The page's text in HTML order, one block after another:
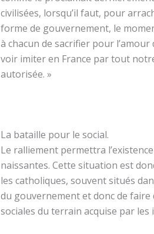
civilisées, lorsqu’il faut, pour
forme de gouvernement, le
à chacun de sacrifier pour l’amour
voir imiter en France par tout
autorisée. »
La bataille pour le social.
Le ralliement permettra
naissantes. Cette situation est
les catholiques, souvent situés
du gouvernement et donc de
sociales du terrain acquise par